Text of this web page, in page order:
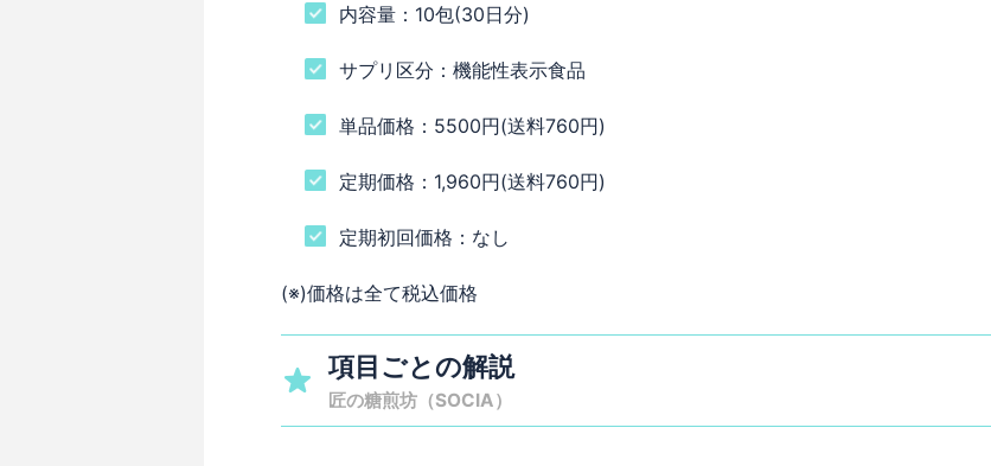
内容量：10包(30日分)
サプリ区分：機能性表示食品
単品価格：5500円(送料760円)
定期価格：1,960円(送料760円)
定期初回価格：なし
(※)価格は全て税込価格
項目ごとの解説
匠の糖煎坊（SOCIA）